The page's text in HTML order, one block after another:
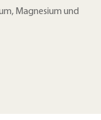
Magnesium und